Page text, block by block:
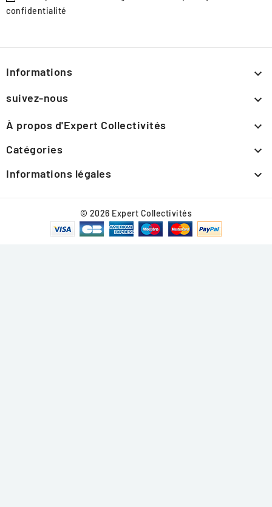
confidentialité
Informations 
suivez-nous 
À propos d'Expert Collectivités 
Catégories 
Informations légales 
© 2026 Expert Collectivités